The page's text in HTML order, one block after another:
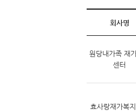
회사명
원당내가족 재
센터
효사랑재가복